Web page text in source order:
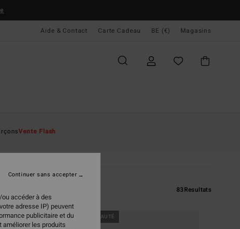
Aide & Contact Carte Cadeau BE (€) Magasins
Vente Flash
83Resultats
NOUVEAUTÉ
accéder à des
adresse IP) peuvent
publicitaire et du
améliorer les produits
Continuer sans accepter